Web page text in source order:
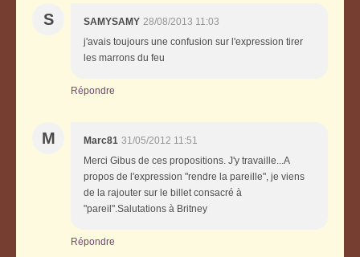
S SAMYSAMY 28/08/2013 11:03
j'avais toujours une confusion sur l'expression tirer
les marrons du feu
Répondre
M Marc81 31/05/2012 11:51
Merci Gibus de ces propositions. J'y travaille...A
propos de l'expression "rendre la pareille", je viens
de la rajouter sur le billet consacré à
"pareil".Salutations à Britney
Répondre